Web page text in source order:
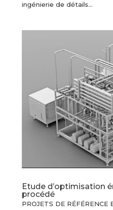
ingénierie de détails...
Etude d’optimisation
procédé
PROJETS DE